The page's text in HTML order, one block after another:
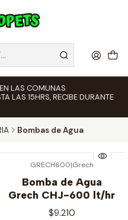
LAS COMUNAS
LAS 15HRS, RECIBE DURANTE
Bombas de Agua
GRECH600|Grech
Bomba de Agua
Grech CHJ-600 lt/hr
$9.210